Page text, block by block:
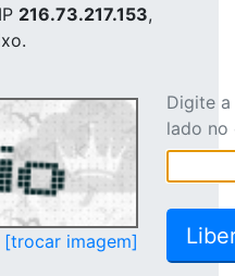
216.73.217.153,
[trocar imagem]
Digite
lado no